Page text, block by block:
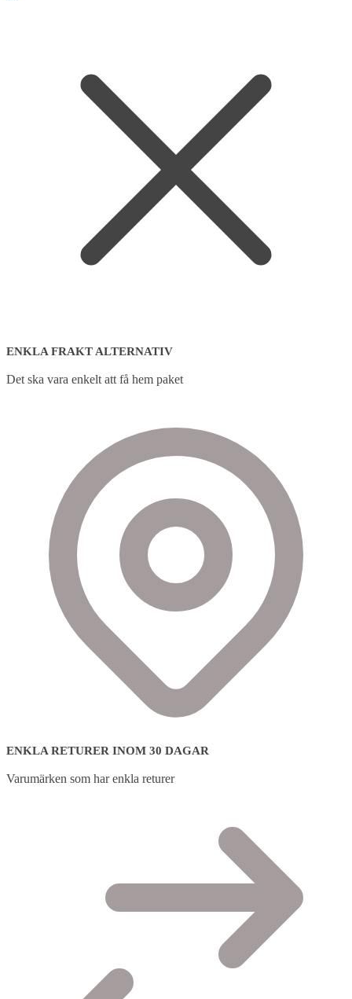
ENKLA FRAKT ALTERNATIV
Det ska vara enkelt att få hem paket
ENKLA RETURER INOM 30 DAGAR
Varumärken som har enkla returer